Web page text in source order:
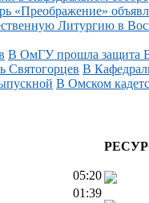
В ОмГУ прошла защита
В
В Омском
05:20
01:39